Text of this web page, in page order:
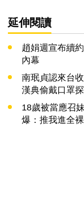
延伸閱讀
趙娟週宣布續
內幕
南珉貞認來台
漢典偷戴口罩
18歲被當應召
爆：推我進全